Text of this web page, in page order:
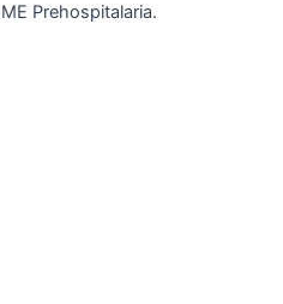
Prehospitalaria.